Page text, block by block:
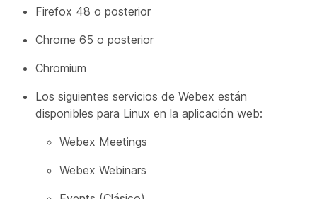
Firefox 48 o posterior
Chrome 65 o posterior
Chromium
Los siguientes servicios de Webex están
disponibles para Linux en la aplicación web:
Webex Meetings
Webex Webinars